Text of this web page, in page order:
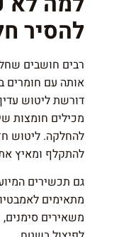
להסיר
רבים חושבים
אותה עם חומרים
דורשת ליטוש
מכילים חומצות
להחלקה. ליטוש
להתקלף ומאיץ
גם תכשירים
מתאימים
משאירים סימנים,